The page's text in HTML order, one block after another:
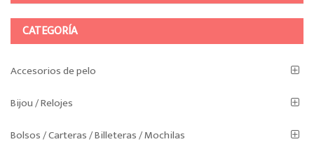
CATEGORÍA
Accesorios de pelo
Bijou / Relojes
Bolsos / Carteras / Billeteras / Mochilas